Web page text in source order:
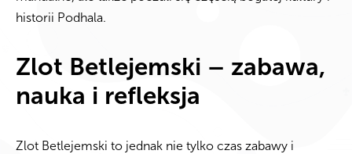
historii Podhala.
Zlot Betlejemski – zabawa,
nauka i refleksja
Zlot Betlejemski to jednak nie tylko czas zabawy i